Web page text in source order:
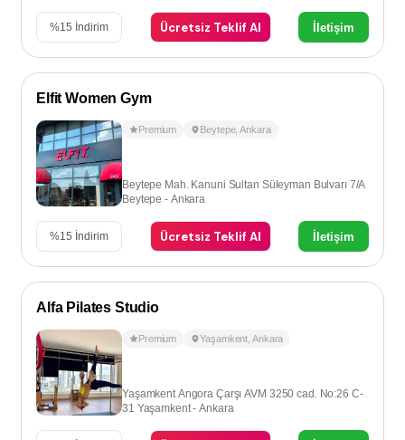
%15 İndirim Ücretsiz Teklif Al İletişim
Elfit Women Gym
Premium Beytepe,Ankara
Beytepe Mah. Kanuni Sultan Süleyman Bulvarı 7/A
Beytepe - Ankara
%15 İndirim Ücretsiz Teklif Al İletişim
Alfa Pilates Studio
Premium Yaşamkent ,Ankara
Yaşamkent Angora Çarşı AVM 3250 cad. No:26 C-
31 Yaşamkent - Ankara